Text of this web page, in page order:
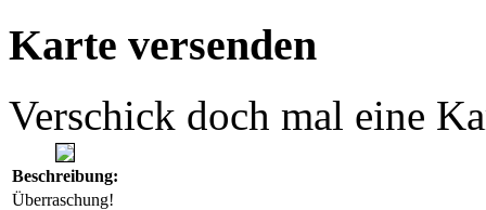
Karte versenden
Verschick doch mal eine
Beschreibung:
Überraschung!